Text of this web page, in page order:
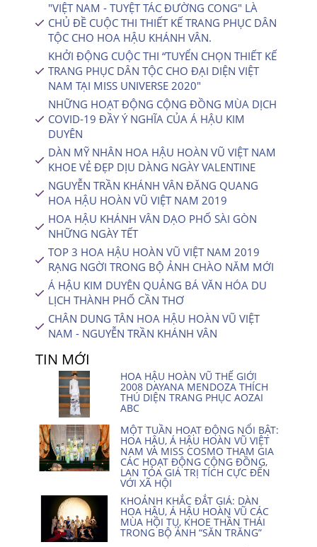
"VIỆT NAM - TUYỆT TÁC ĐƯỜNG CONG" LÀ
CHỦ ĐỀ CUỘC THI THIẾT KẾ TRANG PHỤC DÂN
TỘC CHO HOA HẬU KHÁNH VÂN.
KHỞI ĐỘNG CUỘC THI “TUYỂN CHỌN THIẾT KẾ
TRANG PHỤC DÂN TỘC CHO ĐẠI DIỆN VIỆT
NAM TẠI MISS UNIVERSE 2020″
NHỮNG HOẠT ĐỘNG CỘNG ĐỒNG MÙA DỊCH
COVID-19 ĐẦY Ý NGHĨA CỦA Á HẬU KIM
DUYÊN
DÀN MỸ NHÂN HOA HẬU HOÀN VŨ VIỆT NAM
KHOE VẺ ĐẸP DỊU DÀNG NGÀY VALENTINE
NGUYỄN TRẦN KHÁNH VÂN ĐĂNG QUANG
HOA HẬU HOÀN VŨ VIỆT NAM 2019
HOA HẬU KHÁNH VÂN DẠO PHỐ SÀI GÒN
NHỮNG NGÀY TẾT
TOP 3 HOA HẬU HOÀN VŨ VIỆT NAM 2019
RẠNG NGỜI TRONG BỘ ẢNH CHÀO NĂM MỚI
Á HẬU KIM DUYÊN QUẢNG BÁ VĂN HÓA DU
LỊCH THÀNH PHỐ CẦN THƠ
CHÂN DUNG TÂN HOA HẬU HOÀN VŨ VIỆT
NAM - NGUYỄN TRẦN KHÁNH VÂN
TIN MỚI
HOA HẬU HOÀN VŨ THẾ GIỚI
2008 DAYANA MENDOZA THÍCH
THÚ DIỆN TRANG PHỤC AOZAI
ABC
MỘT TUẦN HOẠT ĐỘNG NỔI BẬT:
HOA HẬU, Á HẬU HOÀN VŨ VIỆT
NAM VÀ MISS COSMO THAM GIA
CÁC HOẠT ĐỘNG CỘNG ĐỒNG,
LAN TỎA GIÁ TRỊ TÍCH CỰC ĐẾN
VỚI XÃ HỘI
KHOẢNH KHẮC ĐẮT GIÁ: DÀN
HOA HẬU, Á HẬU HOÀN VŨ CÁC
MÙA HỘI TỤ, KHOE THẦN THÁI
TRONG BỘ ẢNH “SĂN TRĂNG”